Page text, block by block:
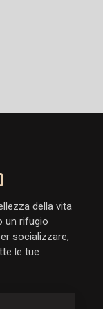
della vita
un rifugio
socializzare,
le tue